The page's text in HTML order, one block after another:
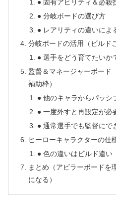
● 固有アビリティ＆必殺
● 分岐ボードの選び方
● レアリティの違いによ
分岐ボードの活用（ビルド
● 選手をどう育てたいか
監督＆マネージャーボード
補助枠）
● 他のキャラからパッシ
● 一度外すと再設定が必
● 通常選手でも監督にで
ヒーローキャラクターの仕
● 色の違いはビルド違い
まとめ（アビラーボードを
になる）